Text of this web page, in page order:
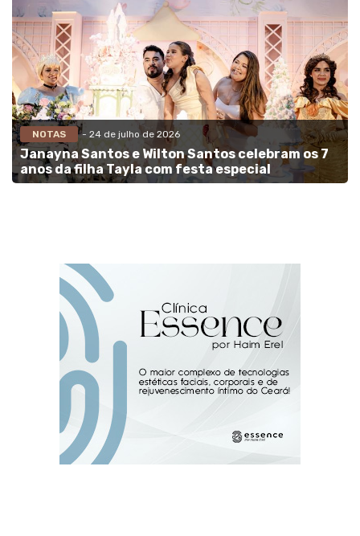
NOTAS - 24 de julho de 2026
Janayna Santos e Wilton Santos celebram os 7
anos da filha Tayla com festa especial